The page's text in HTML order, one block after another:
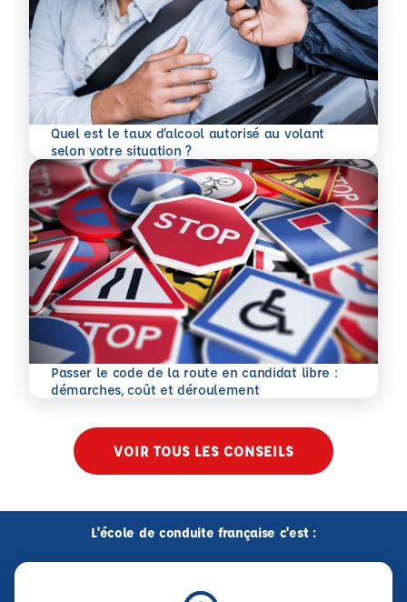
Quel est le taux d’alcool autorisé au volant
selon votre situation ?
En savoir plus
Passer le code de la route en candidat libre :
démarches, coût et déroulement
En savoir plus
VOIR TOUS LES CONSEILS
L'école de conduite française c'est :